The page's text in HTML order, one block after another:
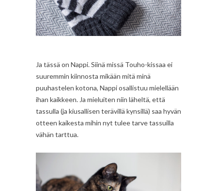
Ja tässä on Nappi. Siinä missä Touho-kissaa ei
suuremmin kiinnosta mikään mitä minä
puuhastelen kotona, Nappi osallistuu mielellään
ihan kaikkeen. Ja mieluiten niin läheltä, että
tassulla (ja kiusallisen terävillä kynsillä) saa hyvän
otteen kaikesta mihin nyt tulee tarve tassuilla
vähän tarttua.